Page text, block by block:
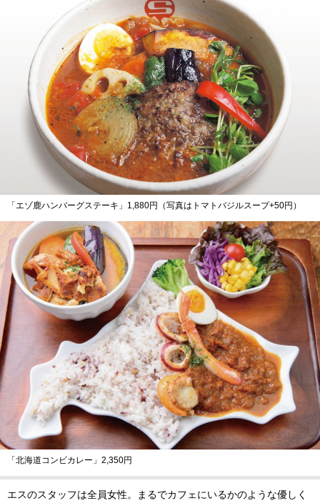
「エゾ鹿ハンバーグステーキ」1,880円（写真はトマトバジルスープ+50円）
「北海道コンビカレー」2,350円
エスのスタッフは全員女性。まるでカフェにいるかのような優しく